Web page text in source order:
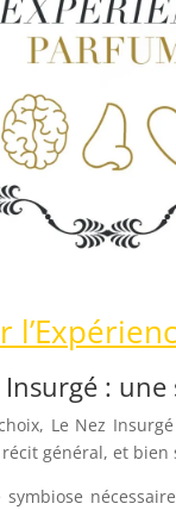
Insurgé : une
Le Nez
général, et
symbiose